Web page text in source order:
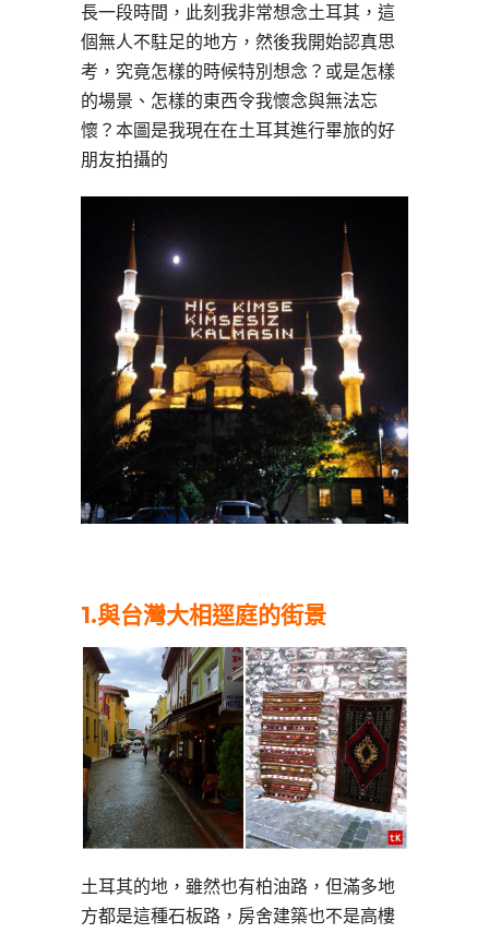
長一段時間，此刻我非常想念土耳其，這
個無人不駐足的地方，然後我開始認真思
考，究竟怎樣的時候特別想念？或是怎樣
的場景、怎樣的東西令我懷念與無法忘
懷？本圖是我現在在土耳其進行畢旅的好
朋友拍攝的
1.與台灣大相逕庭的街景
土耳其的地，雖然也有柏油路，但滿多地
方都是這種石板路，房舍建築也不是高樓